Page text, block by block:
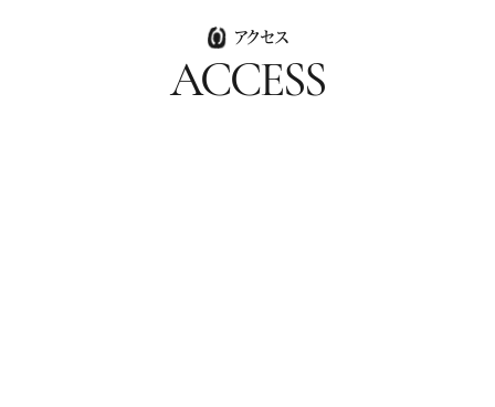
アクセス
ACCESS